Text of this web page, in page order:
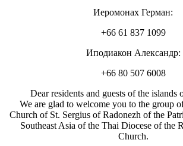
Иеромонах Герман:
+66 61 837 1099
Иподиакон Александр:
+66 80 507 6008
Dear residents and guests of the islands
We are glad to welcome you to the group
Church of St. Sergius of Radonezh of the
Southeast Asia of the Thai Diocese of the
Church.